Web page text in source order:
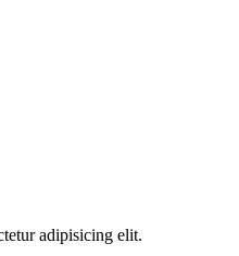
adipisicing elit.